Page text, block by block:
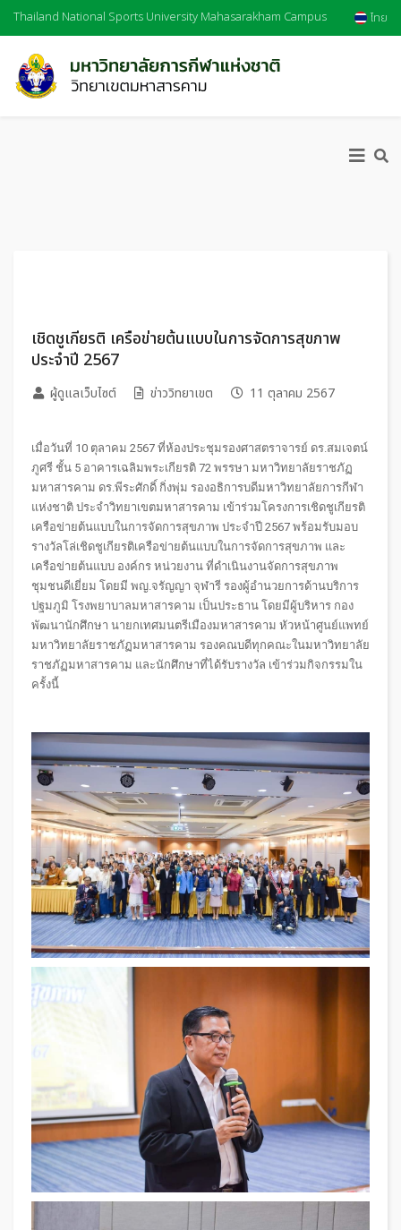
Thailand National Sports University Mahasarakham Campus ไทย
เชิดชูเกียรติ เครือข่ายต้นแบบในการจัดการสุขภาพ
ประจำปี 2567
ผู้ดูแลเว็บไซต์ ข่าววิทยาเขต 11 ตุลาคม 2567
เมื่อวันที่ 10 ตุลาคม 2567 ที่ห้องประชุมรองศาสตราจารย์ ดร.สมเจตน์
ภูศรี ชั้น 5 อาคารเฉลิมพระเกียรติ 72 พรรษา มหาวิทยาลัยราชภัฏ
มหาสารคาม ดร.พีระศักดิ์ กิ่งพุ่ม รองอธิการบดีมหาวิทยาลัยการกีฬา
แห่งชาติ ประจำวิทยาเขตมหาสารคาม เข้าร่วมโครงการเชิดชูเกียรติ
เครือข่ายต้นแบบในการจัดการสุขภาพ ประจำปี 2567 พร้อมรับมอบ
รางวัลโล่เชิดชูเกียรติเครือข่ายต้นแบบในการจัดการสุขภาพ และ
เครือข่ายต้นแบบ องค์กร หน่วยงาน ที่ดำเนินงานจัดการสุขภาพ
ชุมชนดีเยี่ยม โดยมี พญ.จรัญญา จุฬารี รองผู้อำนวยการด้านบริการ
ปฐมภูมิ โรงพยาบาลมหาสารคาม เป็นประธาน โดยมีผู้บริหาร กอง
พัฒนานักศึกษา นายกเทศมนตรีเมืองมหาสารคาม หัวหน้าศูนย์แพทย์
มหาวิทยาลัยราชภัฏมหาสารคาม รองคณบดีทุกคณะในมหาวิทยาลัย
ราชภัฏมหาสารคาม และนักศึกษาที่ได้รับรางวัล เข้าร่วมกิจกรรมใน
ครั้งนี้